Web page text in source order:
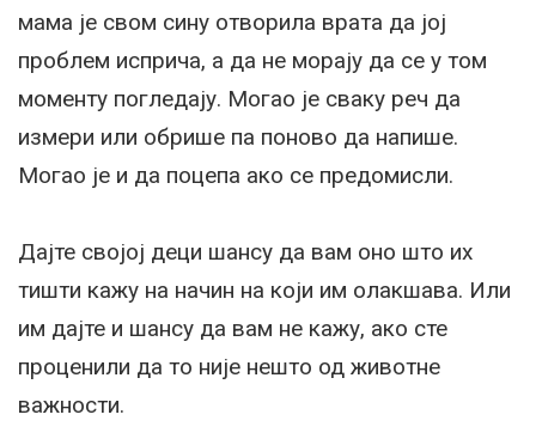
мама је свом сину отворила врата да јој
проблем исприча, а да не морају да се у том
моменту погледају. Могао је сваку реч да
измери или обрише па поново да напише.
Могао је и да поцепа ако се предомисли.
Дајте својој деци шансу да вам оно што их
тишти кажу на начин на који им олакшава. Или
им дајте и шансу да вам не кажу, ако сте
проценили да то није нешто од животне
важности.